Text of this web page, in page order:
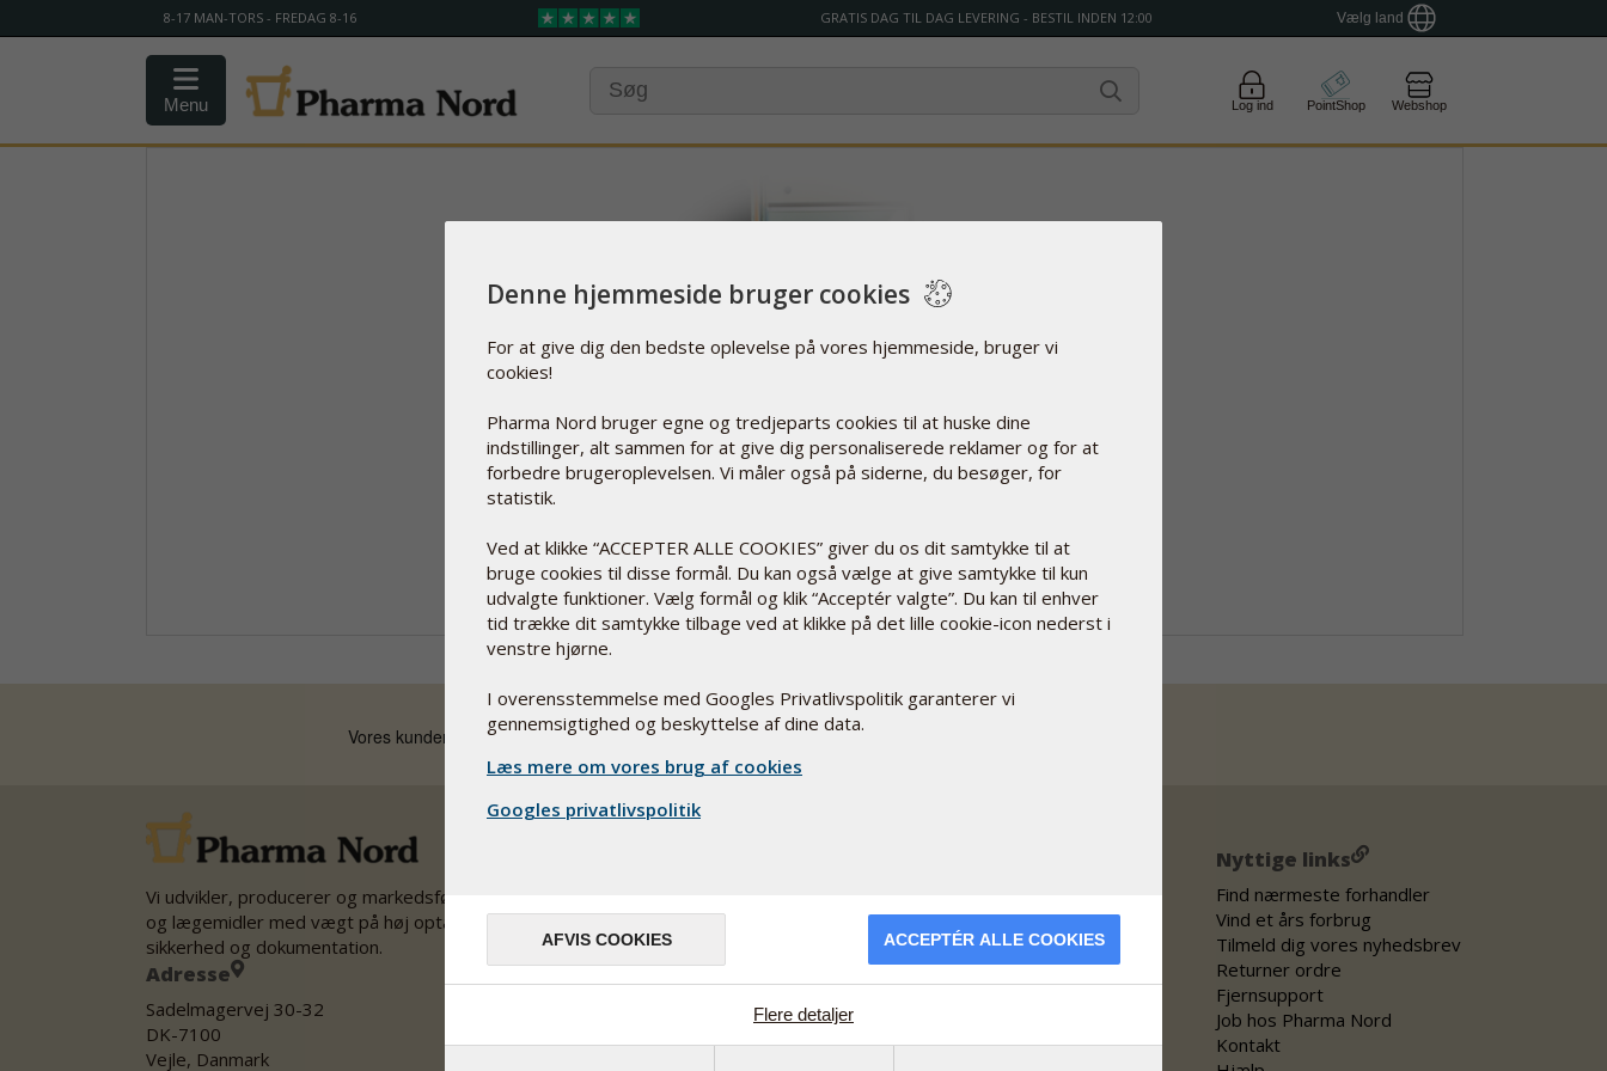
8-17 MAN-TORS - FREDAG 8-16 GRATIS DAG TIL DAG LEVERING - BESTIL INDEN 12:00 Vælg land
Menu Log ind PointShop Webshop
Siden blev ikke fundet
Prøv fraForsiden
Vi udvikler, producerer og markedsfører kosttilskud
og lægemidler med vægt på høj optagelighed,
sikkerhed og dokumentation.
Adresse
Sadelmagervej 30-32
DK-7100
Vejle, Danmark
Fredag: 8.00 - 16.00
(+45) 7585 7400
infodk@pharmanord.com
Nyttige links
Find nærmeste forhandler
Vind et års forbrug
Tilmeld dig vores nyhedsbrev
Returner ordre
Fjernsupport
Job hos Pharma Nord
Kontakt
Denne hjemmeside bruger cookies
For at give dig den bedste oplevelse på vores hjemmeside, bruger vi
cookies!
Pharma Nord bruger egne og tredjeparts cookies til at huske dine
indstillinger, alt sammen for at give dig personaliserede reklamer og for at
forbedre brugeroplevelsen. Vi måler også på siderne, du besøger, for
statistik.
Ved at klikke “ACCEPTER ALLE COOKIES” giver du os dit samtykke til at
bruge cookies til disse formål. Du kan også vælge at give samtykke til kun
udvalgte funktioner. Vælg formål og klik “Acceptér valgte”. Du kan til enhver
tid trække dit samtykke tilbage ved at klikke på det lille cookie-icon nederst i
venstre hjørne.
I overensstemmelse med Googles Privatlivspolitik garanterer vi
gennemsigtighed og beskyttelse af dine data.
Læs mere om vores brug af cookies
Googles privatlivspolitik
AFVIS COOKIES ACCEPTÉR ALLE COOKIES
Flere detaljer